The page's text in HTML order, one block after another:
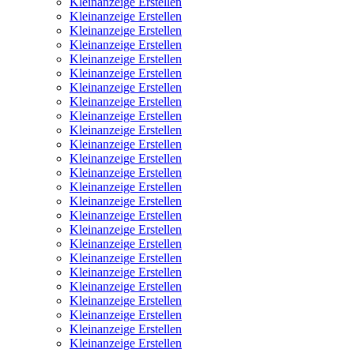
Kleinanzeige Erstellen
Kleinanzeige Erstellen
Kleinanzeige Erstellen
Kleinanzeige Erstellen
Kleinanzeige Erstellen
Kleinanzeige Erstellen
Kleinanzeige Erstellen
Kleinanzeige Erstellen
Kleinanzeige Erstellen
Kleinanzeige Erstellen
Kleinanzeige Erstellen
Kleinanzeige Erstellen
Kleinanzeige Erstellen
Kleinanzeige Erstellen
Kleinanzeige Erstellen
Kleinanzeige Erstellen
Kleinanzeige Erstellen
Kleinanzeige Erstellen
Kleinanzeige Erstellen
Kleinanzeige Erstellen
Kleinanzeige Erstellen
Kleinanzeige Erstellen
Kleinanzeige Erstellen
Kleinanzeige Erstellen